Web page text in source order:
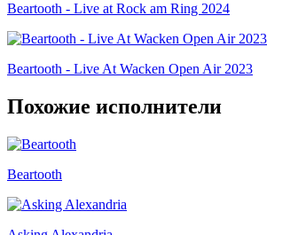
Beartooth - Live at Rock am Ring 2024
Beartooth - Live At Wacken Open Air 2023
Похожие исполнители
Beartooth